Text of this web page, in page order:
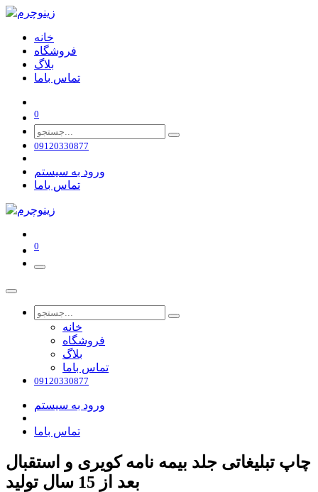
خانه
فروشگاه
بلاگ
تماس باما
0
09120330877
ورود به سیستم
تماس باما
0
خانه
فروشگاه
بلاگ
تماس باما
09120330877
ورود به سیستم
تماس باما
چاپ تبلیغاتی جلد بیمه نامه کویری و استقبال
بعد از 15 سال تولید